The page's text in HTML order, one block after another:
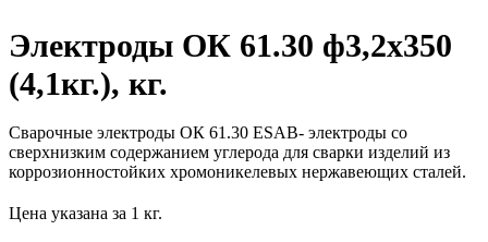
Электроды ОК 61.30 ф3,2х350
(4,1кг.), кг.
Сварочные электроды ОК 61.30 ESAB- электроды со
сверхнизким содержанием углерода для сварки изделий из
коррозионностойких хромоникелевых нержавеющих сталей.
Цена указана за 1 кг.